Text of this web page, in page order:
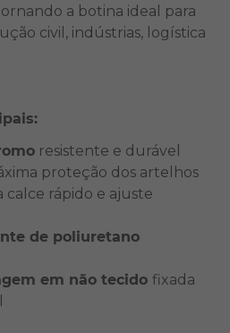
a botina ideal para
civil, indústrias, logística
resistente e durável
proteção dos artelhos
calce rápido e ajuste
de poliuretano
em não tecido fixada